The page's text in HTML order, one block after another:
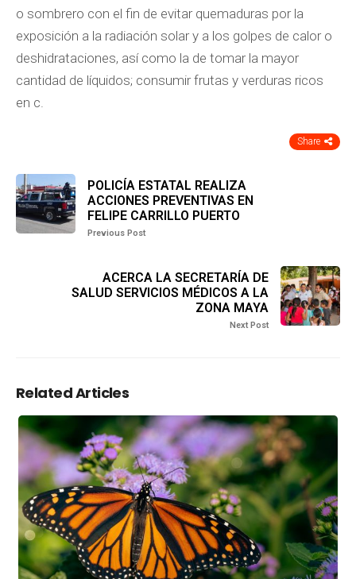
o sombrero con el fin de evitar quemaduras por la
exposición a la radiación solar y a los golpes de calor o
deshidrataciones, así como la de tomar la mayor
cantidad de líquidos; consumir frutas y verduras ricos
en c.
Share
POLICÍA ESTATAL REALIZA
ACCIONES PREVENTIVAS EN
FELIPE CARRILLO PUERTO
Previous Post
ACERCA LA SECRETARÍA DE
SALUD SERVICIOS MÉDICOS A LA
ZONA MAYA
Next Post
Related Articles